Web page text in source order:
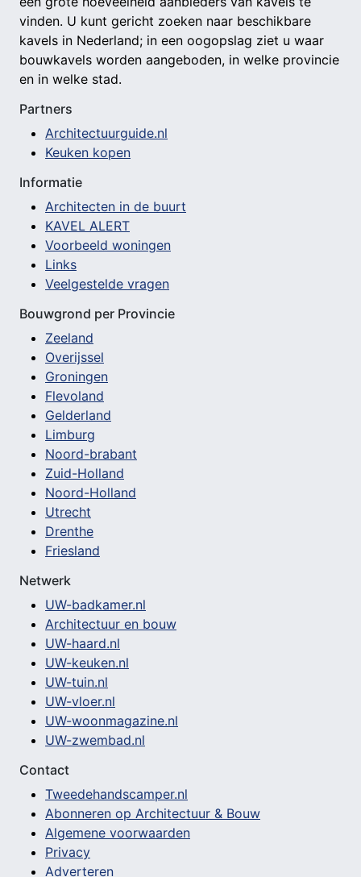
vinden. U kunt gericht zoeken naar beschikbare
kavels in Nederland; in een oogopslag ziet u waar
bouwkavels worden aangeboden, in welke provincie
en in welke stad.
Partners
Architectuurguide.nl
Keuken kopen
Informatie
Architecten in de buurt
KAVEL ALERT
Voorbeeld woningen
Links
Veelgestelde vragen
Bouwgrond per Provincie
Zeeland
Overijssel
Groningen
Flevoland
Gelderland
Limburg
Noord-brabant
Zuid-Holland
Noord-Holland
Utrecht
Drenthe
Friesland
Netwerk
UW-badkamer.nl
Architectuur en bouw
UW-haard.nl
UW-keuken.nl
UW-tuin.nl
UW-vloer.nl
UW-woonmagazine.nl
UW-zwembad.nl
Contact
Tweedehandscamper.nl
Abonneren op Architectuur & Bouw
Algemene voorwaarden
Privacy
Adverteren